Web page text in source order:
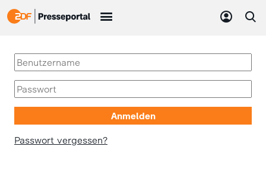
Passwort vergessen?